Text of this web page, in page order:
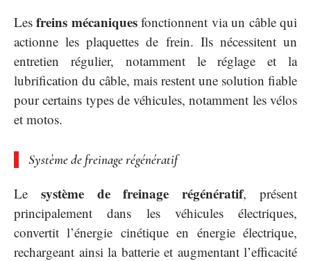
Lesfreins mécaniquesfonctionnent via un câble qui
actionne les plaquettes de frein. Ils nécessitent un
entretien régulier, notamment le réglage et la
lubrification du câble, mais restent une solution fiable
pour certains types de véhicules, notamment les vélos
et motos.
Système de freinage régénératif
Le système de freinage régénératif, présent
principalement dans les véhicules électriques,
convertit l’énergie cinétique en énergie électrique,
rechargeant ainsi la batterie et augmentant l’efficacité